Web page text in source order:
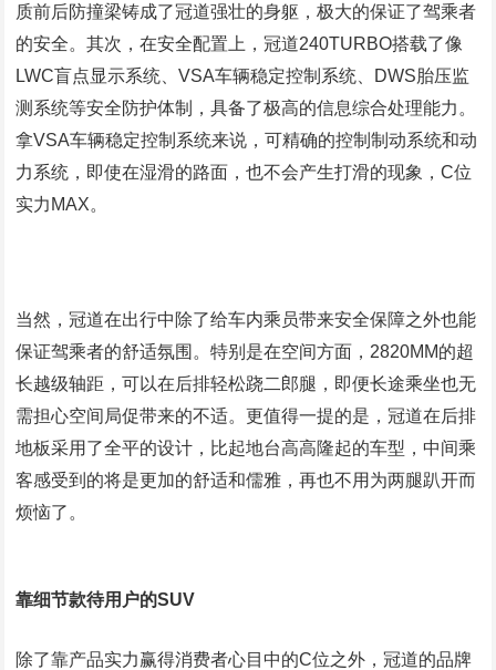
质前后防撞梁铸成了冠道强壮的身躯，极大的保证了驾乘者
的安全。其次，在安全配置上，冠道240TURBO搭载了像
LWC盲点显示系统、VSA车辆稳定控制系统、 DWS 胎压监
测系统等安全防护体制，具备了极高的信息综合处理能力。
拿VSA车辆稳定控制系统来说，可精确的控制制动系统和动
力系统，即使在湿滑的路面，也不会产生打滑的现象，C位
实力 MAX。
当然，冠道在出行中除了给车内乘员带来安全保障之外也能
保证驾乘者的舒适氛围。特别是在空间方面， 2820MM的超
长越级轴距，可以在后排轻松跷二郎腿，即便长途乘坐也无
需担心空间局促带来的不适。更值得一提的是，冠道在后排
地板采用了全平的设计，比起地台高高隆起的车型，中间乘
客感受到的将是更加的舒适和儒雅，再也不用为两腿趴开而
烦恼了。
靠细节款待用户的SUV
除了靠产品实力赢得消费者心目中的C位之外，冠道的品牌